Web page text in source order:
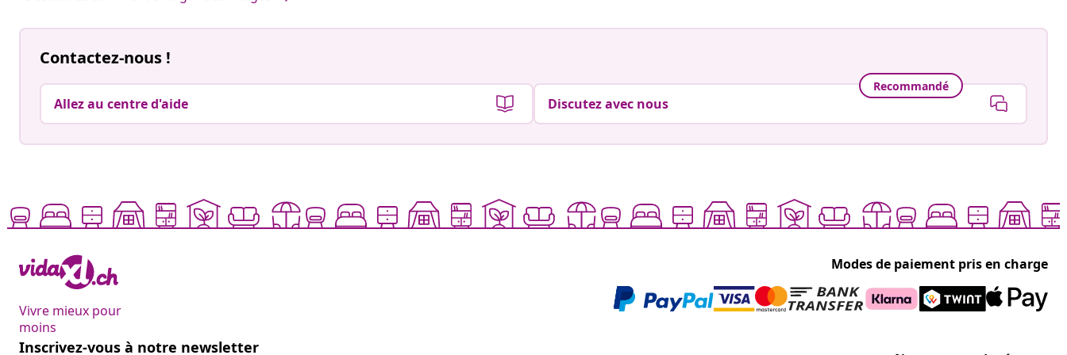
Contactez-nous !
Allez au centre d'aide
Recommandé
Discutez avec nous
Vivre mieux pour
moins
Modes de paiement pris en charge
Inscrivez-vous à notre newsletter